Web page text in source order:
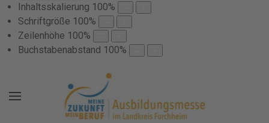
Inhaltsskalierung 100%
Schriftgröße 100%
Zeilenhöhe 100%
Buchstabenabstand 100%